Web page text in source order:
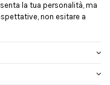
la tua personalità, ma
non esitare a